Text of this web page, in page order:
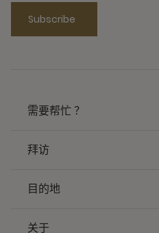
Subscribe
需要帮忙 ？
拜访
目的地
关于